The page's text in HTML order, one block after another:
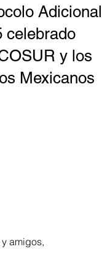
Adicional
celebrado
y los
Mexicanos
amigos,